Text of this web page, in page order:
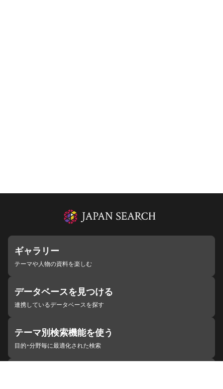
ギャラリー
テーマや人物の資料を楽しむ
データベースを見つける
連携しているデータベースを探す
テーマ別検索機能を使う
目的・分野毎に最適化された検索